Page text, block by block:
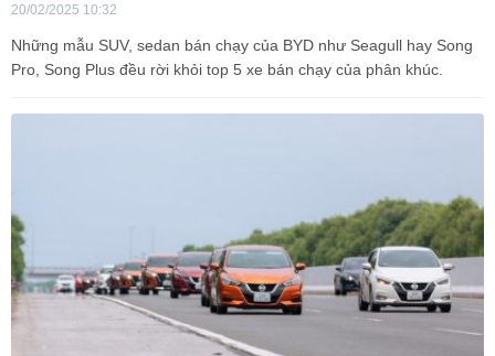
20/02/2025 10:32
Những mẫu SUV, sedan bán chạy của BYD như Seagull hay Song
Pro, Song Plus đều rời khỏi top 5 xe bán chạy của phân khúc.